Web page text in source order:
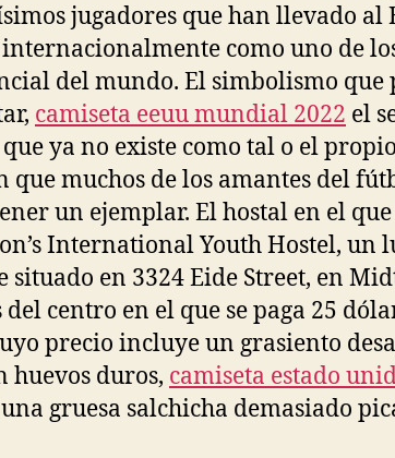
jugadores que han llevado al
como uno de
del mundo. El simbolismo que
camiseta eeuu mundial 2022 el
ya no existe como tal o el
que muchos de los amantes del
un ejemplar. El hostal en el
International Youth Hostel, un
situado en 3324 Eide Street, en
centro en el que se paga 25
precio incluye un grasiento
huevos duros, camiseta estado
gruesa salchicha demasiado